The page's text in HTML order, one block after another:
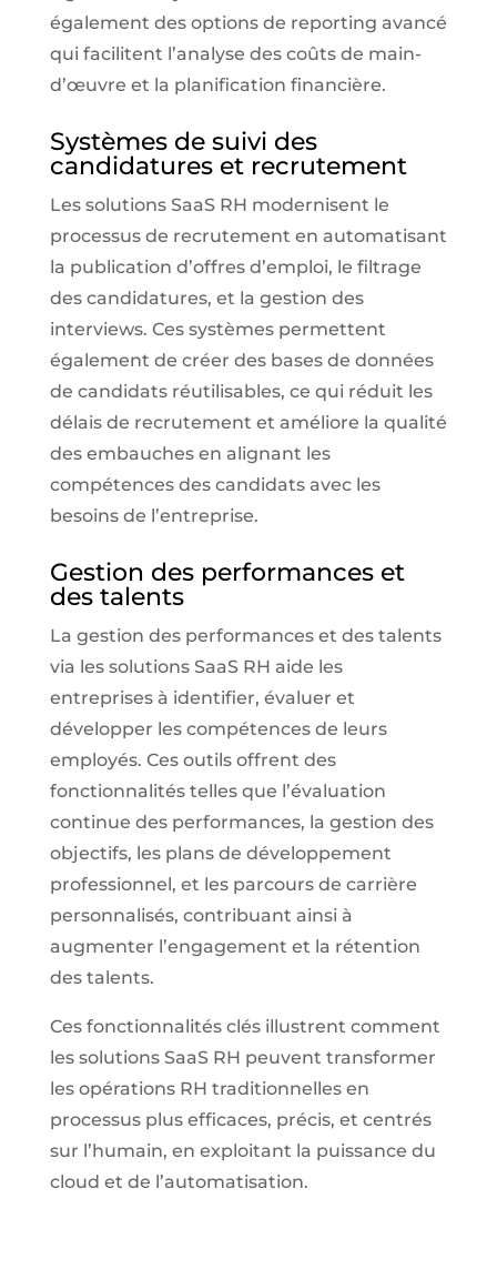
également des options de reporting avancé
qui facilitent l’analyse des coûts de main-
d’œuvre et la planification financière.
Systèmes de suivi des
candidatures et recrutement
Les solutions SaaS RH modernisent le
processus de recrutement en automatisant
la publication d’offres d’emploi, le filtrage
des candidatures, et la gestion des
interviews. Ces systèmes permettent
également de créer des bases de données
de candidats réutilisables, ce qui réduit les
délais de recrutement et améliore la qualité
des embauches en alignant les
compétences des candidats avec les
besoins de l’entreprise.
Gestion des performances et
des talents
La gestion des performances et des talents
via les solutions SaaS RH aide les
entreprises à identifier, évaluer et
développer les compétences de leurs
employés. Ces outils offrent des
fonctionnalités telles que l’évaluation
continue des performances, la gestion des
objectifs, les plans de développement
professionnel, et les parcours de carrière
personnalisés, contribuant ainsi à
augmenter l’engagement et la rétention
des talents.
Ces fonctionnalités clés illustrent comment
les solutions SaaS RH peuvent transformer
les opérations RH traditionnelles en
processus plus efficaces, précis, et centrés
sur l’humain, en exploitant la puissance du
cloud et de l’automatisation.